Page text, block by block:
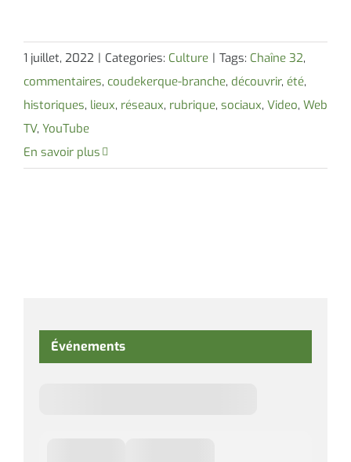
1 juillet, 2022 | Categories: Culture | Tags: Chaîne 32,
commentaires, coudekerque-branche, découvrir, été,
historiques, lieux, réseaux, rubrique, sociaux, Video, Web
TV, YouTube
En savoir plus
Événements